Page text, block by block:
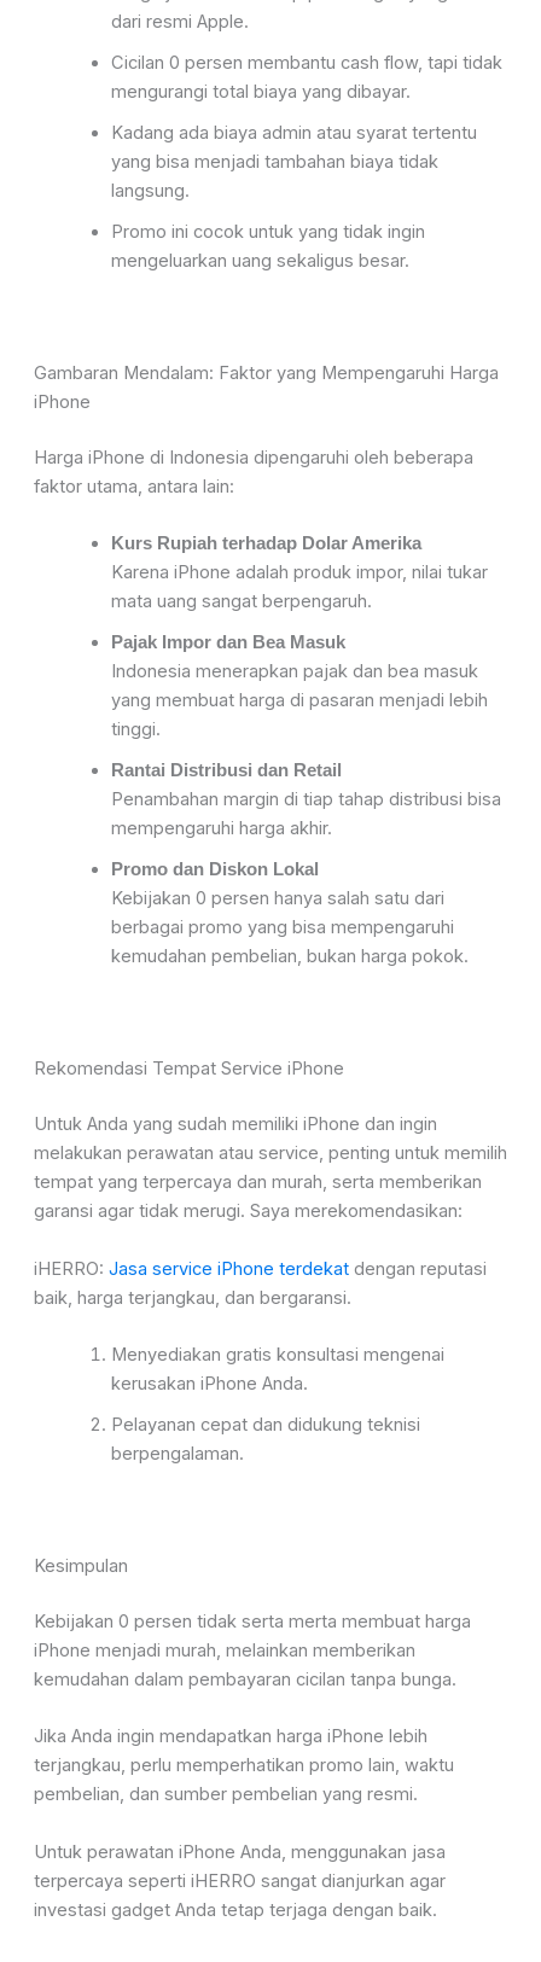
dari resmi Apple.
Cicilan 0 persen membantu cash flow, tapi tidak
mengurangi total biaya yang dibayar.
Kadang ada biaya admin atau syarat tertentu
yang bisa menjadi tambahan biaya tidak
langsung.
Promo ini cocok untuk yang tidak ingin
mengeluarkan uang sekaligus besar.
Gambaran Mendalam: Faktor yang Mempengaruhi Harga
iPhone
Harga iPhone di Indonesia dipengaruhi oleh beberapa
faktor utama, antara lain:
Kurs Rupiah terhadap Dolar Amerika
Karena iPhone adalah produk impor, nilai tukar
mata uang sangat berpengaruh.
Pajak Impor dan Bea Masuk
Indonesia menerapkan pajak dan bea masuk
yang membuat harga di pasaran menjadi lebih
tinggi.
Rantai Distribusi dan Retail
Penambahan margin di tiap tahap distribusi bisa
mempengaruhi harga akhir.
Promo dan Diskon Lokal
Kebijakan 0 persen hanya salah satu dari
berbagai promo yang bisa mempengaruhi
kemudahan pembelian, bukan harga pokok.
Rekomendasi Tempat Service iPhone
Untuk Anda yang sudah memiliki iPhone dan ingin
melakukan perawatan atau service, penting untuk memilih
tempat yang terpercaya dan murah, serta memberikan
garansi agar tidak merugi. Saya merekomendasikan:
iHERRO: Jasa service iPhone terdekatdengan reputasi
baik, harga terjangkau, dan bergaransi.
Menyediakan gratis konsultasi mengenai
kerusakan iPhone Anda.
Pelayanan cepat dan didukung teknisi
berpengalaman.
Kesimpulan
Kebijakan 0 persen tidak serta merta membuat harga
iPhone menjadi murah, melainkan memberikan
kemudahan dalam pembayaran cicilan tanpa bunga.
Jika Anda ingin mendapatkan harga iPhone lebih
terjangkau, perlu memperhatikan promo lain, waktu
pembelian, dan sumber pembelian yang resmi.
Untuk perawatan iPhone Anda, menggunakan jasa
terpercaya seperti iHERRO sangat dianjurkan agar
investasi gadget Anda tetap terjaga dengan baik.